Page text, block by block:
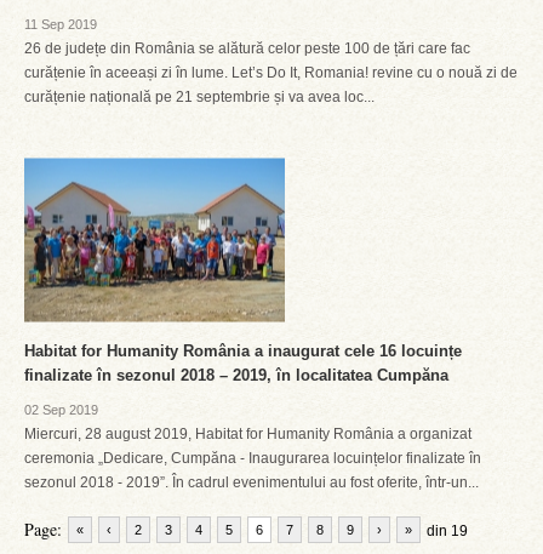
11 Sep 2019
26 de județe din România se alătură celor peste 100 de țări care fac
curățenie în aceeași zi în lume. Let’s Do It, Romania! revine cu o nouă zi de
curățenie națională pe 21 septembrie și va avea loc...
Habitat for Humanity România a inaugurat cele 16 locuințe
finalizate în sezonul 2018 – 2019, în localitatea Cumpăna
02 Sep 2019
Miercuri, 28 august 2019, Habitat for Humanity România a organizat
ceremonia „Dedicare, Cumpăna - Inaugurarea locuințelor finalizate în
sezonul 2018 - 2019”. În cadrul evenimentului au fost oferite, într-un...
Page: « ‹ 2 3 4 5 6 7 8 9 din 19
› »